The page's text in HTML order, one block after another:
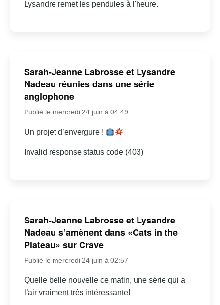
Lysandre remet les pendules à l'heure.
Sarah-Jeanne Labrosse et Lysandre
Nadeau réunies dans une série
anglophone
Publié le mercredi 24 juin à 04:49
Un projet d’envergure !
Invalid response status code (403)
Sarah-Jeanne Labrosse et Lysandre
Nadeau s’amènent dans «Cats in the
Plateau» sur Crave
Publié le mercredi 24 juin à 02:57
Quelle belle nouvelle ce matin, une série qui a
l’air vraiment très intéressante!